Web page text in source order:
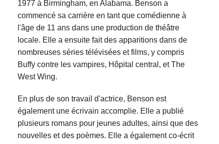
1977 à Birmingham, en Alabama. Benson a
commencé sa carrière en tant que comédienne à
l'âge de 11 ans dans une production de théâtre
locale. Elle a ensuite fait des apparitions dans de
nombreuses séries télévisées et films, y compris
Buffy contre les vampires, Hôpital central, et The
West Wing.
En plus de son travail d'actrice, Benson est
également une écrivain accomplie. Elle a publié
plusieurs romans pour jeunes adultes, ainsi que des
nouvelles et des poèmes. Elle a également co-écrit